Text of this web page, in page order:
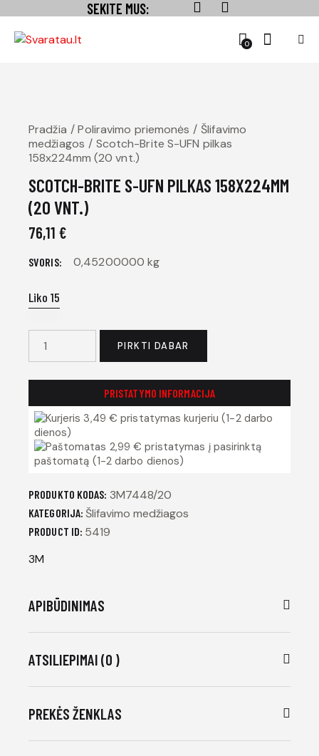
SEKITE MUS:
0
Pradžia Poliravimo priemonės
Šlifavimo
medžiagos
Scotch-Brite S-UFN pilkas
158x224mm (20 vnt.)
SCOTCH-BRITE S-UFN PILKAS 158X224MM
(20 VNT.)
76,11 €
SVORIS 0,45200000 kg
Liko 15
PIRKTI DABAR
PRISTATYMO INFORMACIJA
3,49 € pristatymas kurjeriu (1-2 darbo
dienos)
2,99 € pristatymas į pasirinktą
paštomatą (1-2 darbo dienos)
PRODUKTO KODAS: 3M7448/20
KATEGORIJA:Šlifavimo medžiagos
PRODUCT ID: 5419
3M
APIBŪDINIMAS
ATSILIEPIMAI (0 )
PREKĖS ŽENKLAS